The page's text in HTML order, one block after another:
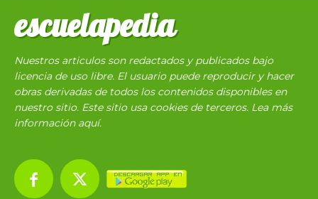
escuelapedia
Nuestros articulos son redactados y publicados bajo
licencia de uso libre. El usuario puede reproducir y hacer
obras derivadas de todos los contenidos disponibles en
nuestro sitio. Este sitio usa cookies de terceros. Lea más
información aquí.